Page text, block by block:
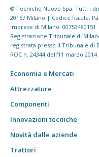
© Tecniche Nuove Spa. Tutti i
20157 Milano | Codice fiscale,
imprese di Milano: 00753480151
Registrazione Tribunale di
registrata presso il Tribunale di
ROC n. 24344 dell'11 marzo 2014
Economia e Mercati
Attrezzature
Componenti
Innovazioni tecniche
Novità dalle aziende
Trattori